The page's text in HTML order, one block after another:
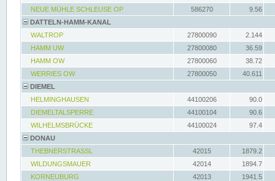
NEUE MÜHLE SCHLEUSE OP
586270
9.56
DATTELN-HAMM-KANAL
WALTROP
27800090
2.144
HAMM UW
27800080
36.59
HAMM OW
27800060
38.72
WERRIES OW
27800050
40.611
DIEMEL
HELMINGHAUSEN
44100206
90.0
DIEMELTALSPERRE
44100104
90.6
WILHELMSBRÜCKE
44100024
97.4
DONAU
THEBNERSTRASSL
42015
1879.2
WILDUNGSMAUER
42014
1894.7
KORNEUBURG
42013
1941.5